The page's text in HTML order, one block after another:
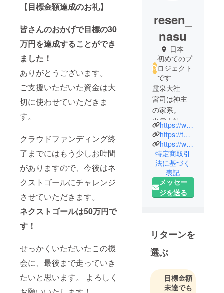
【目標金額達成のお礼】
皆さんのおかげで目標の30
万円を達成することができ
ました！
ありがとうございます。
ご支援いただいた資金は大
切に使わせていただきま
す。
クラウドファンディング終
了までにはもう少しお時間
がありますので、今後はネ
クストゴールにチャレンジ
させていただきます。
ネクストゴールは50万円で
す！
せっかくいただいたこの機
会に、最後まで走っていき
たいと思います。 よろしく
resen_
nasu
日本
初めてのプ
ロジェクト
です
霊泉大社
宮司は神主
の家系。
出雲大社内
の大社國學
館に学ぶ。
通常の神社
の業務に加
えて、家
相・縁結
び・体調変
を得意とす
る。
厄祓い（悪
能力には定
評がありリ
https://www.reisentaisya.com/
https://twitter.com/isrhMF74FKVDhLJ
https://www.instagram.com/p/CqhKZXTgnXk/
特定商取引
法に基づく
表記
メッセー
ジを送る
リターンを
選ぶ
目標金額
未達でも